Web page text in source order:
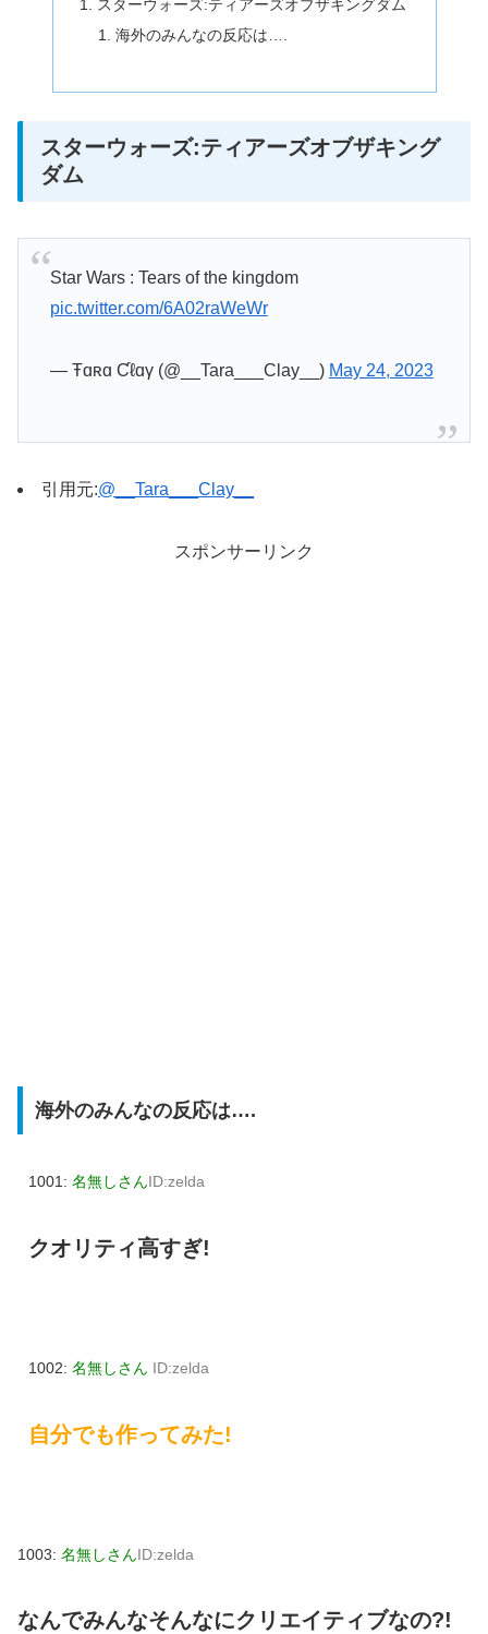
スターウォーズ:ティアーズオブザキングダム
海外のみんなの反応は….
スターウォーズ:ティアーズオブザキング
ダム
Star Wars : Tears of the kingdom
pic.twitter.com/6A02raWeWr
— Ŧɑʀɑ Ƈℓɑγ (@__Tara___Clay__) May 24, 2023
引用元:@__Tara___Clay__
スポンサーリンク
海外のみんなの反応は….
1001: 名無しさんID:zelda
クオリティ高すぎ!
1002: 名無しさん ID:zelda
自分でも作ってみた!
1003: 名無しさんID:zelda
なんでみんなそんなにクリエイティブなの?!